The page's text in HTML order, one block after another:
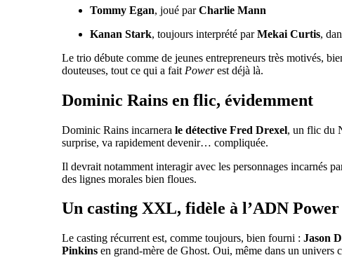
Tommy Egan, joué parCharlie Mann
Kanan Stark, toujours interprété parMekai Curtis,
Le trio débute comme de jeunes entrepreneurs très motivés,
douteuses, tout ce qui a fait Powerest déjà là.
Dominic Rains en flic, évidemment
Dominic Rains incarnera le détective Fred Drexel, un flic du
surprise, va rapidement devenir… compliquée.
Il devrait notamment interagir avec les personnages incarnés
des lignes morales bien floues.
Un casting XXL, fidèle à l’ADN Power
Le casting récurrent est, comme toujours, bien fourni : Jason
Pinkins en grand-mère de Ghost. Oui, même dans un univers